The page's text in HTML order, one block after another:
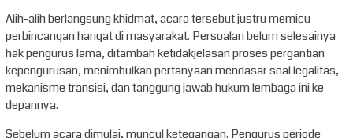
Alih-alih berlangsung khidmat, acara tersebut justru memicu
perbincangan hangat di masyarakat. Persoalan belum selesainya
hak pengurus lama, ditambah ketidakjelasan proses pergantian
kepengurusan, menimbulkan pertanyaan mendasar soal legalitas,
mekanisme transisi, dan tanggung jawab hukum lembaga ini ke
depannya.
Sebelum acara dimulai, muncul ketegangan. Pengurus periode